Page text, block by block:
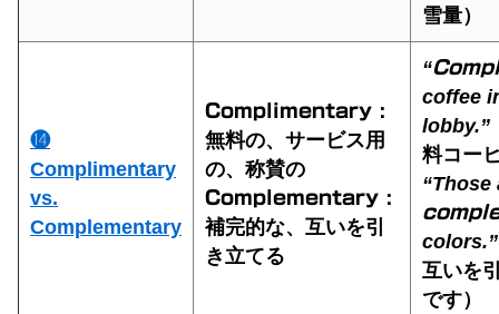
雪量）
⓮
Complimentary
vs.
Complementary
Complimentary ：
無料の、サービス用
の、称賛の
Complementary ：
補完的な、互いを引
き立てる
“
coffee
lobby.”
料コー
“Those
colors.”
互いを
です）